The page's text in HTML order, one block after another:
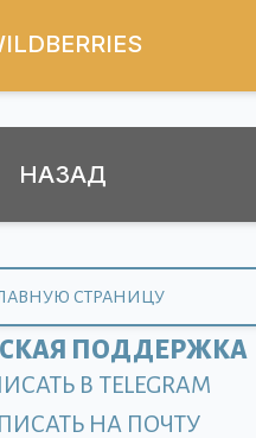
НАЗАД
СТРАНИЦУ
ПОДДЕРЖКА
В TELEGRAM
НА ПОЧТУ